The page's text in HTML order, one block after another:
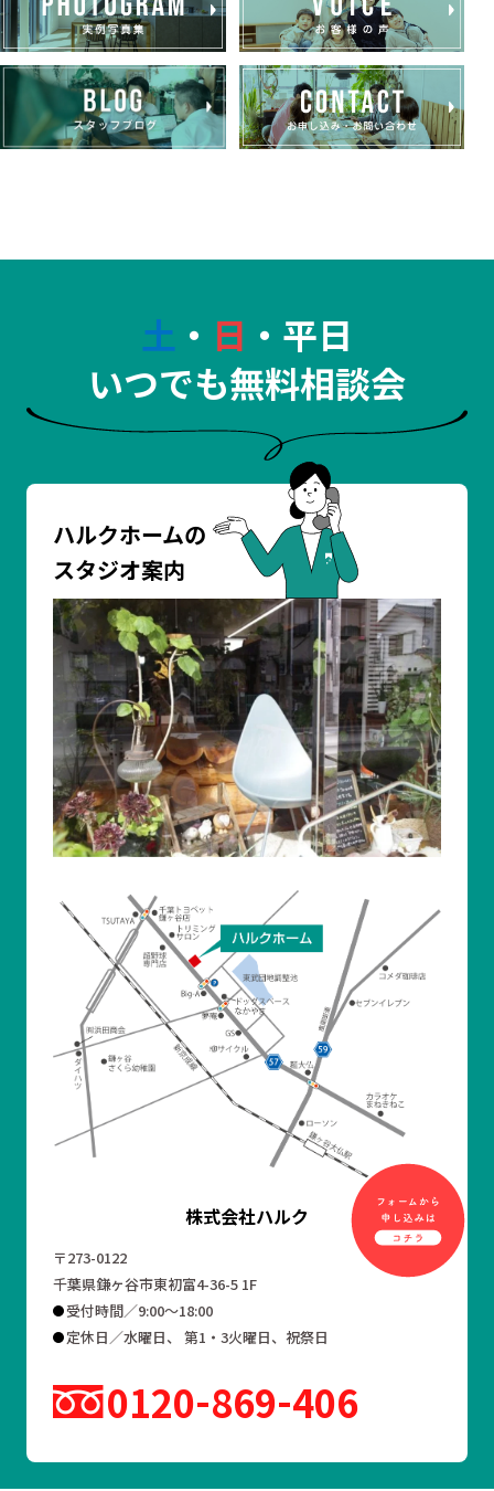
土 ・ 日 ・平日
いつでも無料相談会
ハルクホームの
スタジオ案内
株式会社ハルク
〒273-0122
千葉県鎌ヶ谷市東初富4-36-5 1F
受付時間／9:00～18:00
定休日／水曜日、 第1・3火曜日、祝祭日
0120 869 406